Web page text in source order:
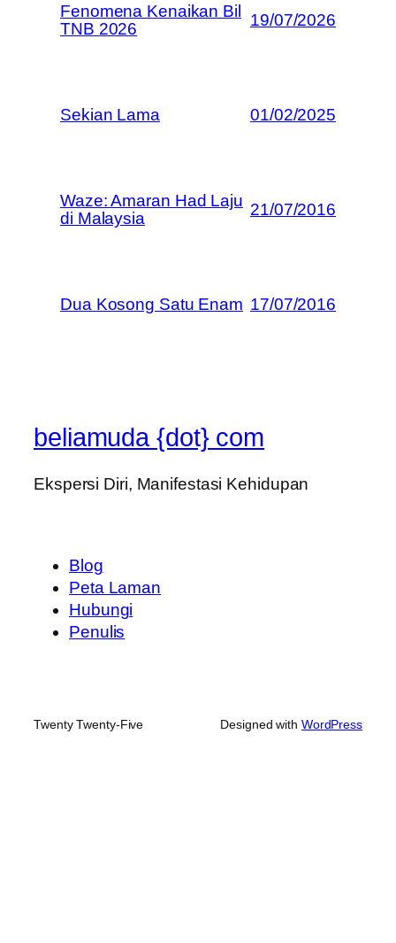
Fenomena Kenaikan Bil
TNB 2026
19/07/2026
Sekian Lama 01/02/2025
Waze: Amaran Had Laju
di Malaysia
21/07/2016
Dua Kosong Satu Enam 17/07/2016
beliamuda {dot} com
Ekspersi Diri, Manifestasi Kehidupan
Blog
Peta Laman
Hubungi
Penulis
Twenty Twenty-Five Designed with WordPress